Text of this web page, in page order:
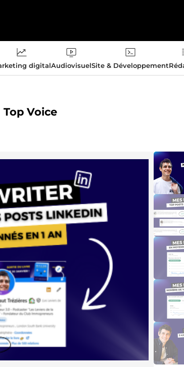
digitalAudiovisuelSite & Développement
Voice